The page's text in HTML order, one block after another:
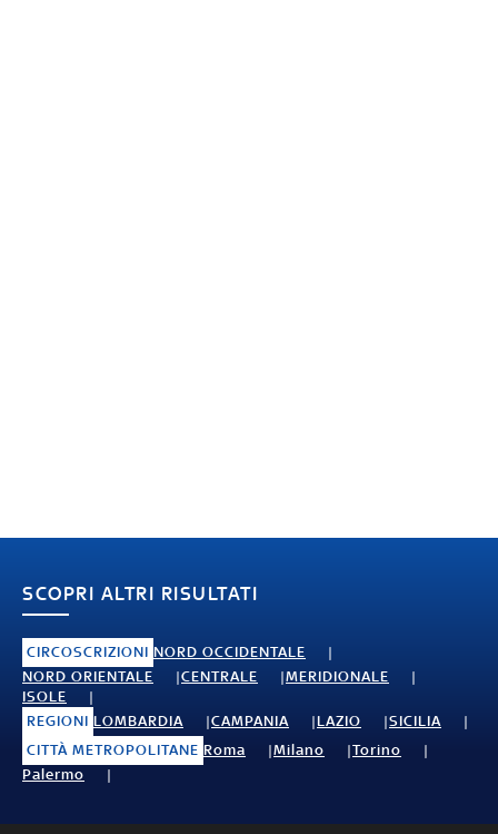
SCOPRI ALTRI RISULTATI
CIRCOSCRIZIONI NORD OCCIDENTALE
NORD ORIENTALE
CENTRALE
MERIDIONALE
ISOLE
REGIONI LOMBARDIA CAMPANIA LAZIO
SICILIA
CITTÀ METROPOLITANE Roma Milano
Torino
Palermo